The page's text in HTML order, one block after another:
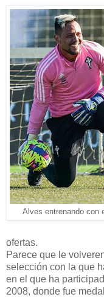
Alves entrenando con
ofertas.
Parece que le
selección con la que
en el que ha
2008, donde fue